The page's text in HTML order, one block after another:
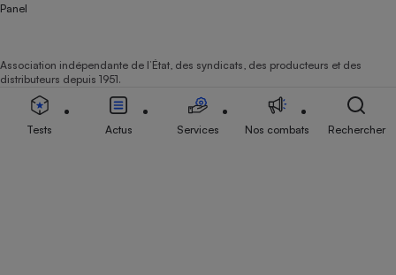
Panel
Association indépendante de l’État, des syndicats, des producteurs et des
distributeurs depuis 1951.
Tests Actus Services Nos combats Rechercher